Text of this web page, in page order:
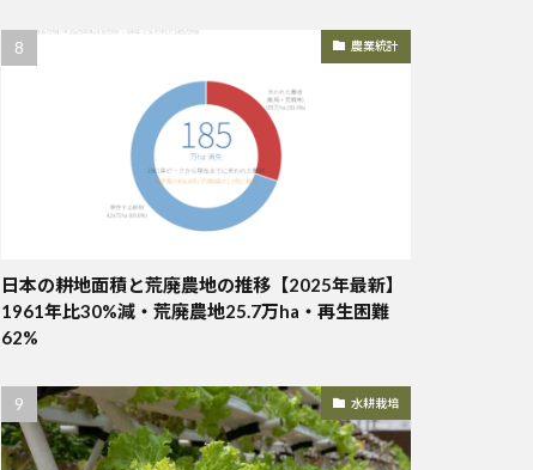
農業統計
日本の耕地面積と荒廃農地の推移【2025年最新】
1961年比30%減・荒廃農地25.7万ha・再生困難
62%
水耕栽培